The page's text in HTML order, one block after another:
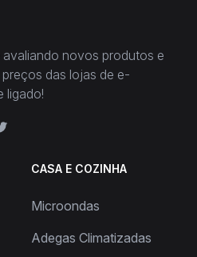
novos produtos e
das lojas de e-
ligado!
CASA E COZINHA
Microondas
Adegas Climatizadas